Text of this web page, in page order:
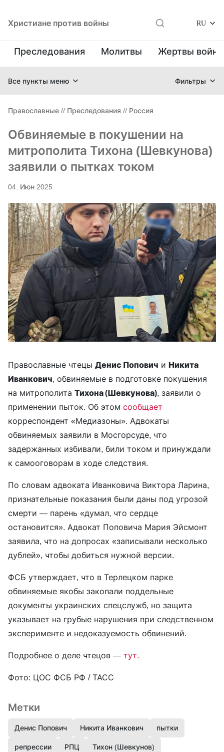
Христиане против войны RU
Преследования Молитвы Жертвы
Все пункты меню Фильтры
Православные // Преследования // Россия
Обвиняемые в покушении на
митрополита Тихона (Шевкунова)
заявили о пытках током
04. Июн 2025
Православные чтецы Денис Попович и Никита
Иванкович, обвиняемые в подготовке покушения
на митрополита Тихона (Шевкунова), заявили о
применении пыток. Об этом сообщает
корреспондент «Медиазоны». Адвокаты
обвиняемых заявили в Мосгорсуде, что
задержанных избивали, били током и принуждали
к самооговорам в ходе следствия.
По словам адвоката Иванковича Виктора Ларина,
признательные показания были даны под угрозой
смерти — парень «думал, что сердце
остановится». Адвокат Поповича Мария Эйсмонт
заявила, что на допросах «записывали несколько
дублей», чтобы добиться нужной версии.
ФСБ утверждает, что в Терлецком парке
обвиняемые якобы закопали поддельные
документы украинских спецслужб, но защита
указывает на грубые нарушения при следственном
эксперименте и недоказуемость обвинений.
Подробнее о деле чтецов — тут.
Фото: ЦОС ФСБ РФ / ТАСС
Метки
Денис Попович Никита Иванкович пытки
репрессии РПЦ Тихон (Шевкунов)